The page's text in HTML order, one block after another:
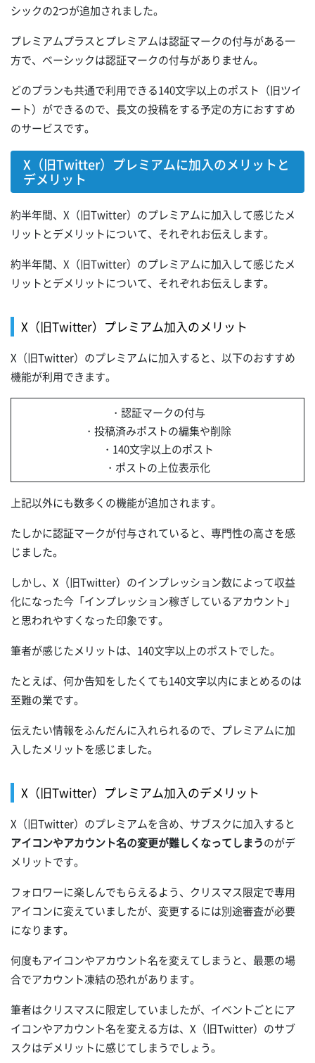
シックの2つが追加されました。
プレミアムプラスとプレミアムは認証マークの付与がある一
方で、ベーシックは認証マークの付与がありません。
どのプランも共通で利用できる140文字以上のポスト（旧ツイ
ート）ができるので、長文の投稿をする予定の方におすすめ
のサービスです。
X（旧Twitter）プレミアムに加入のメリットと
デメリット
約半年間、X（旧Twitter）のプレミアムに加入して感じたメ
リットとデメリットについて、それぞれお伝えします。
約半年間、X（旧Twitter）のプレミアムに加入して感じたメ
リットとデメリットについて、それぞれお伝えします。
X（旧Twitter）プレミアム加入のメリット
X（旧Twitter）のプレミアムに加入すると、以下のおすすめ
機能が利用できます。
・認証マークの付与
・投稿済みポストの編集や削除
・140文字以上のポスト
・ポストの上位表示化
上記以外にも数多くの機能が追加されます。
たしかに認証マークが付与されていると、専門性の高さを感
じました。
しかし、X（旧Twitter）のインプレッション数によって収益
化になった今「インプレッション稼ぎしているアカウント」
と思われやすくなった印象です。
筆者が感じたメリットは、140文字以上のポストでした。
たとえば、何か告知をしたくても140文字以内にまとめるのは
至難の業です。
伝えたい情報をふんだんに入れられるので、プレミアムに加
入したメリットを感じました。
X（旧Twitter）プレミアム加入のデメリット
X（旧Twitter）のプレミアムを含め、サブスクに加入すると
アイコンやアカウント名の変更が難しくなってしまうのがデ
メリットです。
フォロワーに楽しんでもらえるよう、クリスマス限定で専用
アイコンに変えていましたが、変更するには別途審査が必要
になります。
何度もアイコンやアカウント名を変えてしまうと、最悪の場
合でアカウント凍結の恐れがあります。
筆者はクリスマスに限定していましたが、イベントごとにア
イコンやアカウント名を変える方は、X（旧Twitter）のサブ
スクはデメリットに感じてしまうでしょう。